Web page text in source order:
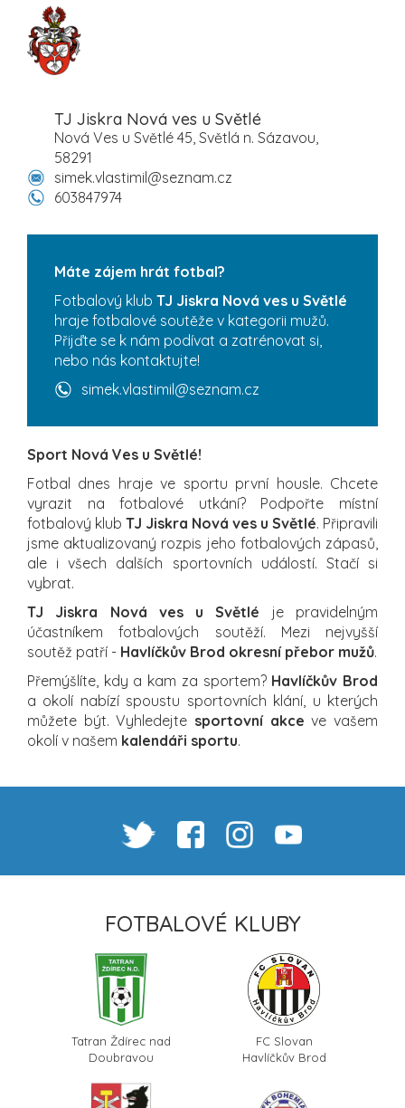
TJ Jiskra Nová ves u Světlé
Nová Ves u Světlé 45, Světlá n. Sázavou,
58291
simek.vlastimil@seznam.cz
603847974
Máte zájem hrát fotbal?
Fotbalový klub TJ Jiskra Nová ves u Světlé
hraje fotbalové soutěže v kategorii mužů.
Přijďte se k nám podívat a zatrénovat si,
nebo nás kontaktujte!
simek.vlastimil@seznam.cz
Sport Nová Ves u Světlé!
Fotbal dnes hraje ve sportu první housle. Chcete
vyrazit na fotbalové utkání? Podpořte místní
fotbalový klub TJ Jiskra Nová ves u Světlé. Připravili
jsme aktualizovaný rozpis jeho fotbalových zápasů,
ale i všech dalších sportovních událostí. Stačí si
vybrat.
TJ Jiskra Nová ves u Světlé je pravidelným
účastníkem fotbalových soutěží. Mezi nejvyšší
soutěž patří - Havlíčkův Brod okresní přebor mužů.
Přemýšlíte, kdy a kam za sportem? Havlíčkův Brod
a okolí nabízí spoustu sportovních klání, u kterých
můžete být. Vyhledejte sportovní akce ve vašem
okolí v našem kalendáři sportu.
FOTBALOVÉ KLUBY
Tatran Ždírec nad
Doubravou
FC Slovan
Havlíčkův Brod